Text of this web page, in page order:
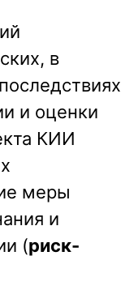
в
и оценки
КИИ
меры
и
(риск-